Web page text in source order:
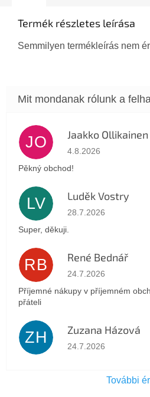
Termék részletes leírása
Semmilyen termékleírás nem
JO Jaakko Ollikainen
Az áruház értékelése
4.8.2026
Pěkný obchod!
LV Luděk Vostry
Az áruház értékelése
28.7.2026
Super, děkuji.
RB René Bednář
Az áruház értékelése
24.7.2026
Příjemné nákupy v příjemném
přáteli
ZH Zuzana Házová
Az áruház értékelése
24.7.2026
További